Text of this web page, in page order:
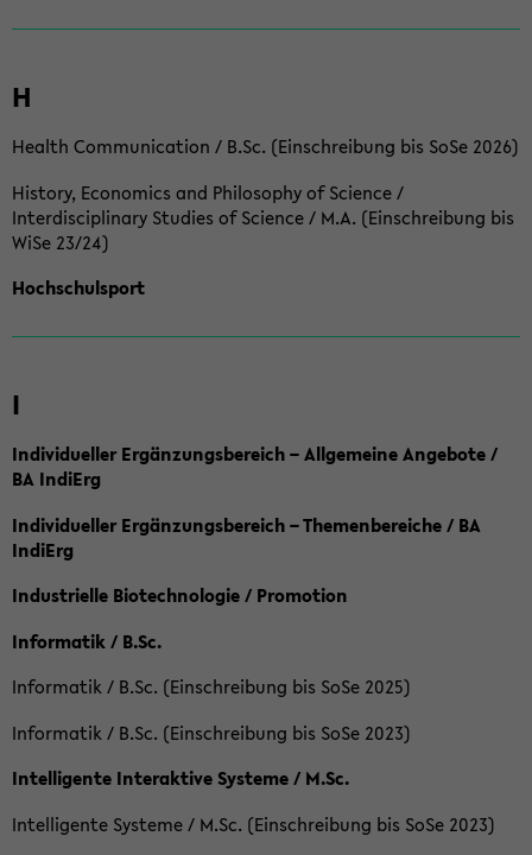
H
Health Communication / B.Sc. (Einschreibung bis SoSe 2026)
History, Economics and Philosophy of Science /
Interdisciplinary Studies of Science / M.A. (Einschreibung bis
WiSe 23/24)
Hochschulsport
I
Individueller Ergänzungsbereich – Allgemeine Angebote /
BA IndiErg
Individueller Ergänzungsbereich – Themenbereiche / BA
IndiErg
Industrielle Biotechnologie / Promotion
Informatik / B.Sc.
Informatik / B.Sc. (Einschreibung bis SoSe 2025)
Informatik / B.Sc. (Einschreibung bis SoSe 2023)
Intelligente Interaktive Systeme / M.Sc.
Intelligente Systeme / M.Sc. (Einschreibung bis SoSe 2023)